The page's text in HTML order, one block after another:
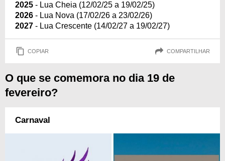
2025 - Lua Cheia (12/02/25 a 19/02/25)
2026 - Lua Nova (17/02/26 a 23/02/26)
2027 - Lua Crescente (14/02/27 a 19/02/27)
COPIAR COMPARTILHAR
O que se comemora no dia 19 de
fevereiro?
Carnaval